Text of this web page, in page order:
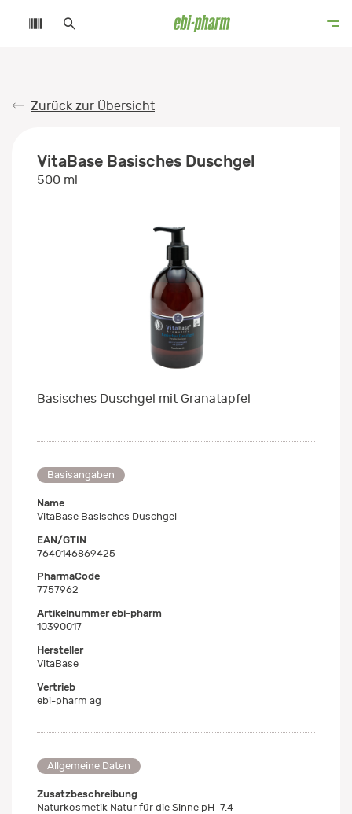
Zurück zur Übersicht
VitaBase Basisches Duschgel
500 ml
Basisches Duschgel mit Granatapfel
Basisangaben
Name
VitaBase Basisches Duschgel
EAN/GTIN
7640146869425
PharmaCode
7757962
Artikelnummer ebi-pharm
10390017
Hersteller
VitaBase
Vertrieb
ebi-pharm ag
Allgemeine Daten
Zusatzbeschreibung
Naturkosmetik Natur für die Sinne pH~7.4